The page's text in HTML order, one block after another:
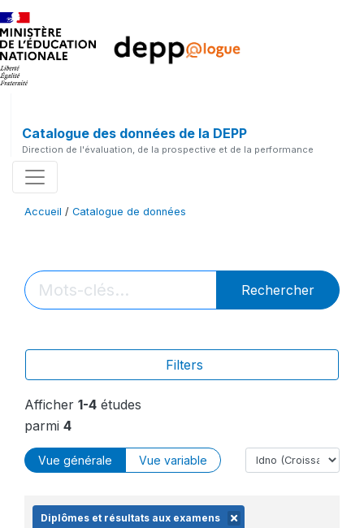
Catalogue des données de la DEPP
Direction de l'évaluation, de la prospective et de la performance
Accueil / Catalogue de données
Rechercher
Filters
Afficher 1-4 études
parmi 4
Vue générale Vue variable
Diplômes et résultats aux examens